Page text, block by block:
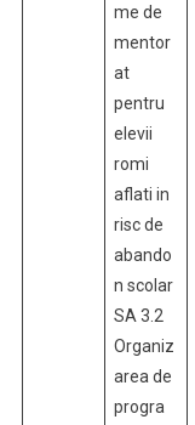
me de
mentor
at
pentru
elevii
romi
aflati in
risc de
abando
n scolar
SA 3.2
Organiz
area de
progra